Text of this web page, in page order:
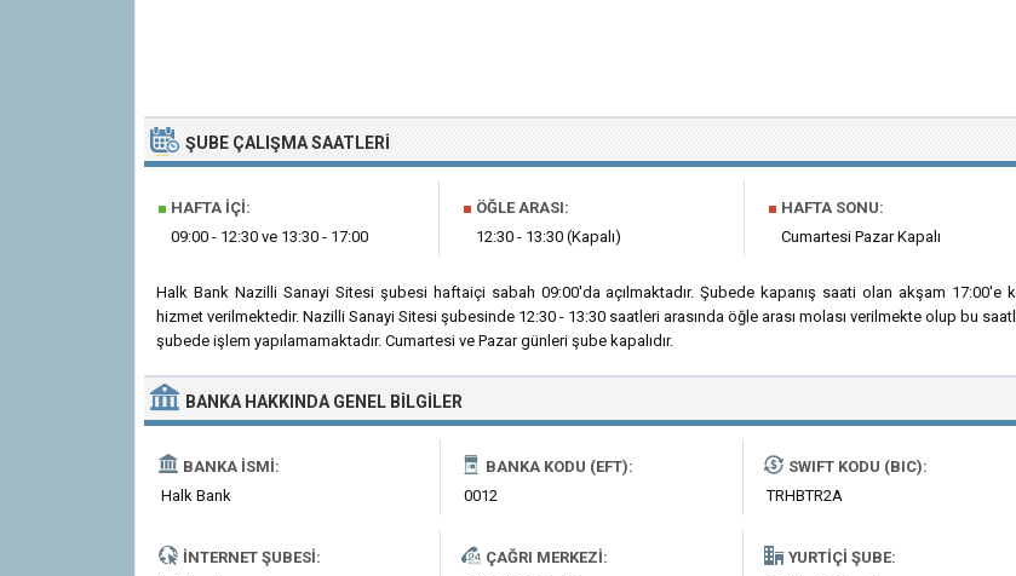
ŞUBE ÇALIŞMA SAATLERI
■ HAFTA İÇI:
09:00 - 12:30 ve 13:30 - 17:00
■ ÖĞLE ARASI:
12:30 - 13:30 (Kapalı)
■ HAFTA SONU:
Cumartesi Pazar Kapalı
Halk Bank Nazilli Sanayi Sitesi şubesi haftaiçi sabah 09:00'da açılmaktadır. Şubede kapanış saati olan akşam 17:00'e
hizmet verilmektedir. Nazilli Sanayi Sitesi şubesinde 12:30 - 13:30 saatleri arasında öğle arası molası verilmekte olup bu
şubede işlem yapılamamaktadır. Cumartesi ve Pazar günleri şube kapalıdır.
BANKA HAKKINDA GENEL BILGILER
BANKA İSMI:
Halk Bank
BANKA KODU (EFT):
0012
SWIFT KODU (BIC):
TRHBTR2A
İNTERNET ŞUBESI:
ÇAĞRI MERKEZI:
YURTIÇI ŞUBE: